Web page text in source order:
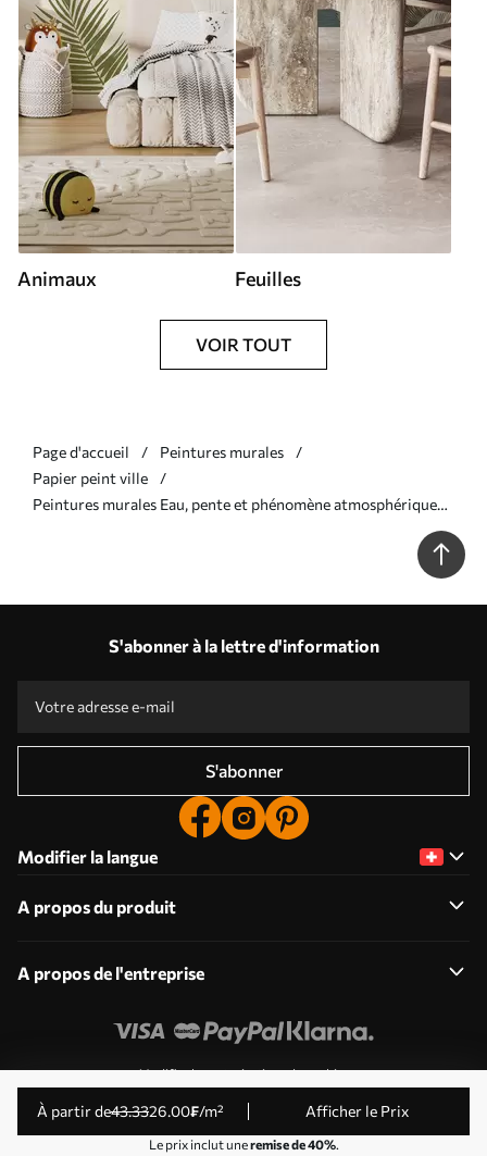
à partir de43.3326.00₣/m² Afficher le Prix
Le prix inclut uneremise de 40%.
Animaux Feuilles
VOIR TOUT
Page d'accueil
Peintures murales
Papier peint ville
Peintures murales Eau, pente et phénomène atmosphérique
S'abonner à la lettre d'information
S'abonner
Modifier la langue
A propos du produit
A propos de l'entreprise
Modifier les autorisations de cookies
© 2011-2026 Uwalls . Tous droits réservés. Exploité par
KLW Sp. z o.o. Numéro de TVA : PL9223057591.